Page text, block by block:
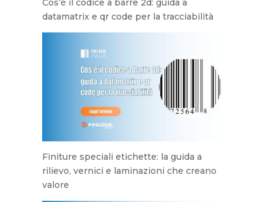
Cos’è il codice a barre 2d: guida a
datamatrix e qr code per la tracciabilità
Finiture speciali etichette: la guida a
rilievo, vernici e laminazioni che creano
valore